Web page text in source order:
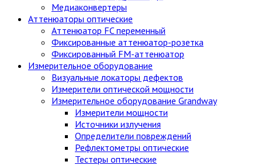
Медиаконвертеры
Аттенюаторы оптические
Аттенюатор FC переменный
Фиксированные аттенюатор-розетка
Фиксированный FM-аттенюатор
Измерительное оборудование
Визуальные локаторы дефектов
Измерители оптической мощности
Измерительное оборудование Grandway
Измерители мощности
Источники излучения
Определители повреждений
Рефлектометры оптические
Тестеры оптические